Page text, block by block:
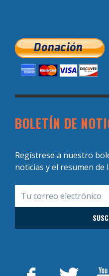
BOLETÍN DE
Regístrese a nuestro
noticias y el resumen de